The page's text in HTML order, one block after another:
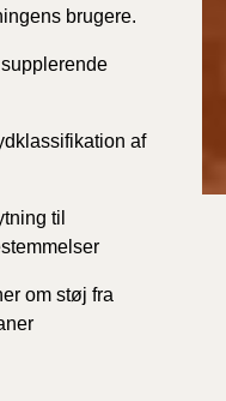
brugere.
af
til
om støj fra